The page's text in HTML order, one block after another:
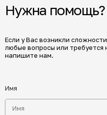
Нужна помощь?
Если у Вас возникли
любые вопросы или
напишите нам.
Имя